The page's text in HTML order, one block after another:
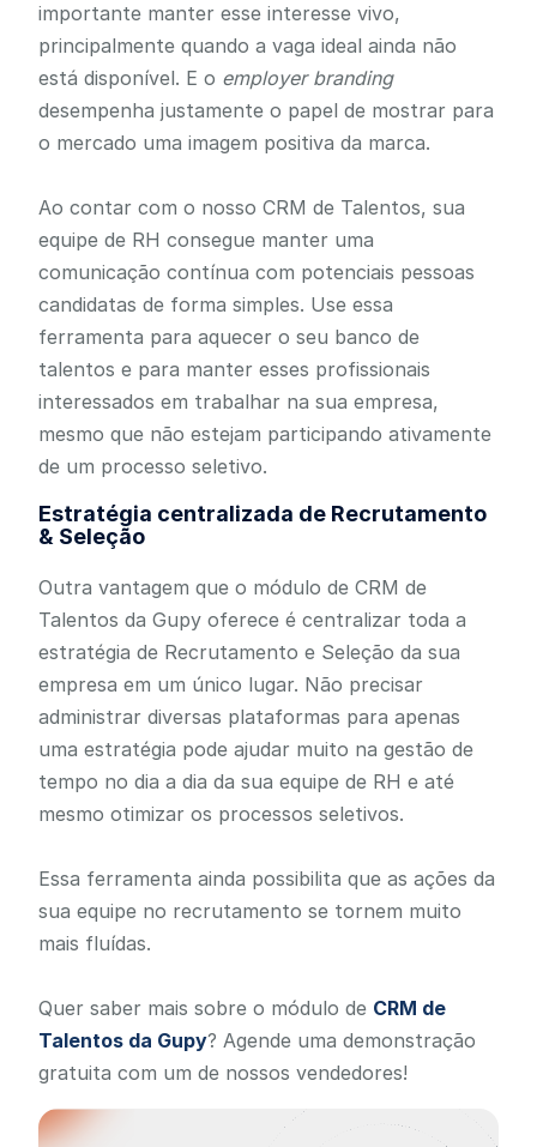
importante manter esse interesse vivo,
principalmente quando a vaga ideal ainda não
está disponível. E o employer branding
desempenha justamente o papel de mostrar para
o mercado uma imagem positiva da marca.
Ao contar com o nosso CRM de Talentos, sua
equipe de RH consegue manter uma
comunicação contínua com potenciais pessoas
candidatas de forma simples. Use essa
ferramenta para aquecer o seu banco de
talentos e para manter esses profissionais
interessados em trabalhar na sua empresa,
mesmo que não estejam participando ativamente
de um processo seletivo.
Estratégia centralizada de Recrutamento
& Seleção
Outra vantagem que o módulo de CRM de
Talentos da Gupy oferece é centralizar toda a
estratégia de Recrutamento e Seleção da sua
empresa em um único lugar. Não precisar
administrar diversas plataformas para apenas
uma estratégia pode ajudar muito na gestão de
tempo no dia a dia da sua equipe de RH e até
mesmo otimizar os processos seletivos.
Essa ferramenta ainda possibilita que as ações da
sua equipe no recrutamento se tornem muito
mais fluídas.
Quer saber mais sobre o módulo de CRM de
Talentos da Gupy? Agende uma demonstração
gratuita com um de nossos vendedores!